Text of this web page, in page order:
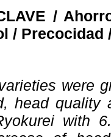
/
/ Precocidad
were
head quality
with